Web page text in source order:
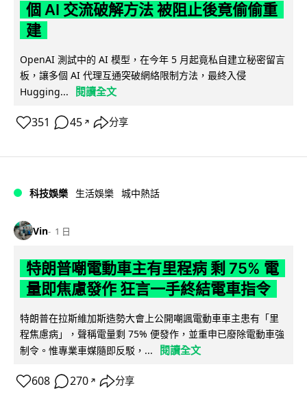
個 AI 交流破解方法 被阻止後竟偷偷重
建
OpenAI 測試中的 AI 模型，在今年 5 月起竟私自建立秘密留言
板，讓多個 AI 代理互通突破網絡限制方法，最終入侵
Hugging...
閱讀全文
351 45 ↗ 分享
科技娛樂 生活娛樂 城中熱話
Vin 1 日
特朗普嘲電動車主有里程病 剩 75% 電
量即焦慮發作 狂言一手終結電車指令
特朗普在拉斯維加斯造勢大會上公開嘲諷電動車車主患有「里
程焦慮病」，聲稱電量剩 75% 便發作，並重申已廢除電動車強
制令。惟專業車媒隨即反駁，...
閱讀全文
608 270 ↗ 分享